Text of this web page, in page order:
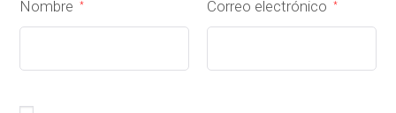
Nombre * Correo electrónico *